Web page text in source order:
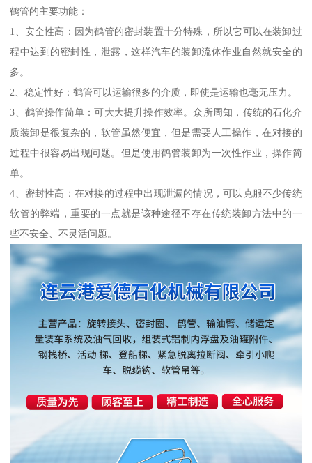
鹤管的主要功能：
1、安全性高：因为鹤管的密封装置十分特殊，所以它可以在装卸过
程中达到的密封性，泄露，这样汽车的装卸流体作业自然就安全的
多。
2、稳定性好：鹤管可以运输很多的介质，即使是运输也毫无压力。
3、鹤管操作简单：可大大提升操作效率。众所周知，传统的石化介
质装卸是很复杂的，软管虽然便宜，但是需要人工操作，在对接的
过程中很容易出现问题。但是使用鹤管装卸为一次性作业，操作简
单。
4、密封性高：在对接的过程中出现泄漏的情况，可以克服不少传统
软管的弊端，重要的一点就是该种途径不存在传统装卸方法中的一
些不安全、不灵活问题。